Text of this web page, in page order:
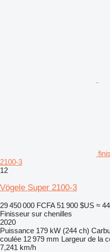
2100-3
12
Vögele Super 2100-3
29 450 000 FCFA 51 900 $US ≈
Finisseur sur chenilles
2020
Puissance 179 kW (244 ch)
coulée 12 979 mm Largeur de la
7,241 km/h